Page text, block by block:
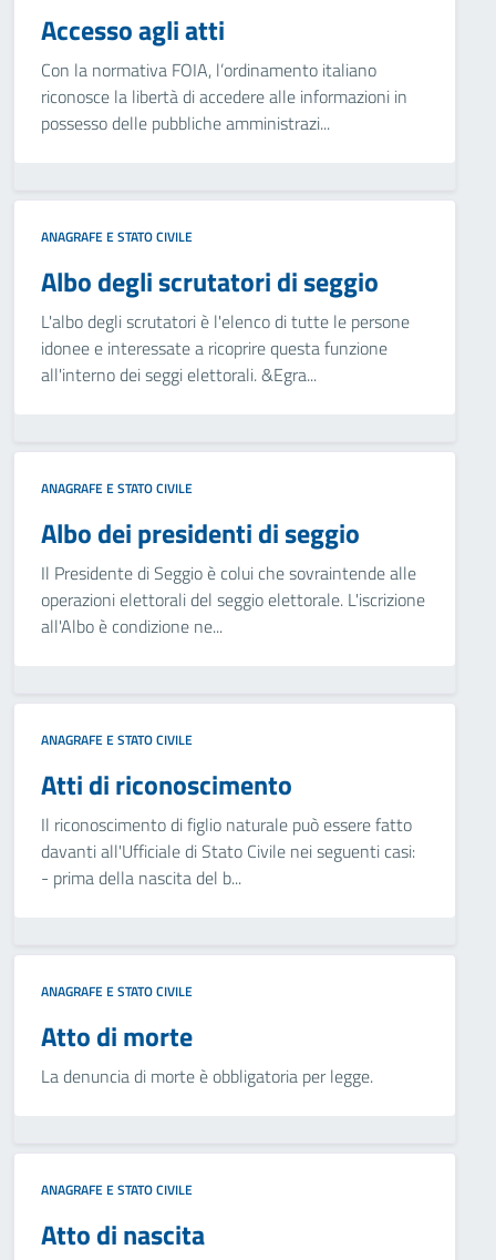
Accesso agli atti
Con la normativa FOIA, l’ordinamento italiano
riconosce la libertà di accedere alle informazioni in
possesso delle pubbliche amministrazi...
ANAGRAFE E STATO CIVILE
Albo degli scrutatori di seggio
L'albo degli scrutatori è l'elenco di tutte le persone
idonee e interessate a ricoprire questa funzione
all'interno dei seggi elettorali. &Egra...
ANAGRAFE E STATO CIVILE
Albo dei presidenti di seggio
Il Presidente di Seggio è colui che sovraintende alle
operazioni elettorali del seggio elettorale. L'iscrizione
all'Albo è condizione ne...
ANAGRAFE E STATO CIVILE
Atti di riconoscimento
Il riconoscimento di figlio naturale può essere fatto
davanti all'Ufficiale di Stato Civile nei seguenti casi:
- prima della nascita del b...
ANAGRAFE E STATO CIVILE
Atto di morte
La denuncia di morte è obbligatoria per legge.
ANAGRAFE E STATO CIVILE
Atto di nascita